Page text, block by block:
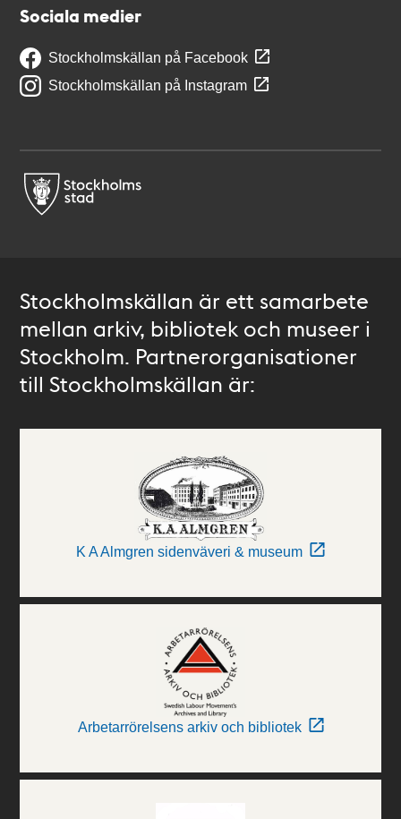
Sociala medier
Stockholmskällan på Facebook
Stockholmskällan på Instagram
Stockholmskällan är ett samarbete
mellan arkiv, bibliotek och museer i
Stockholm. Partnerorganisationer
till Stockholmskällan är:
K A Almgren sidenväveri & museum
Arbetarrörelsens arkiv och bibliotek